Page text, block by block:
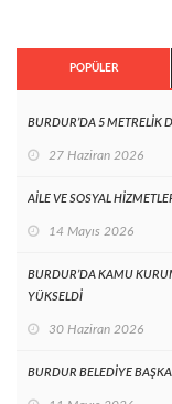
POPÜLER
BURDUR’DA 5 METRELİK
27 Haziran 2026
AİLE VE SOSYAL
14 Mayıs 2026
BURDUR’DA KAMU
YÜKSELDİ
30 Haziran 2026
BURDUR BELEDİYE